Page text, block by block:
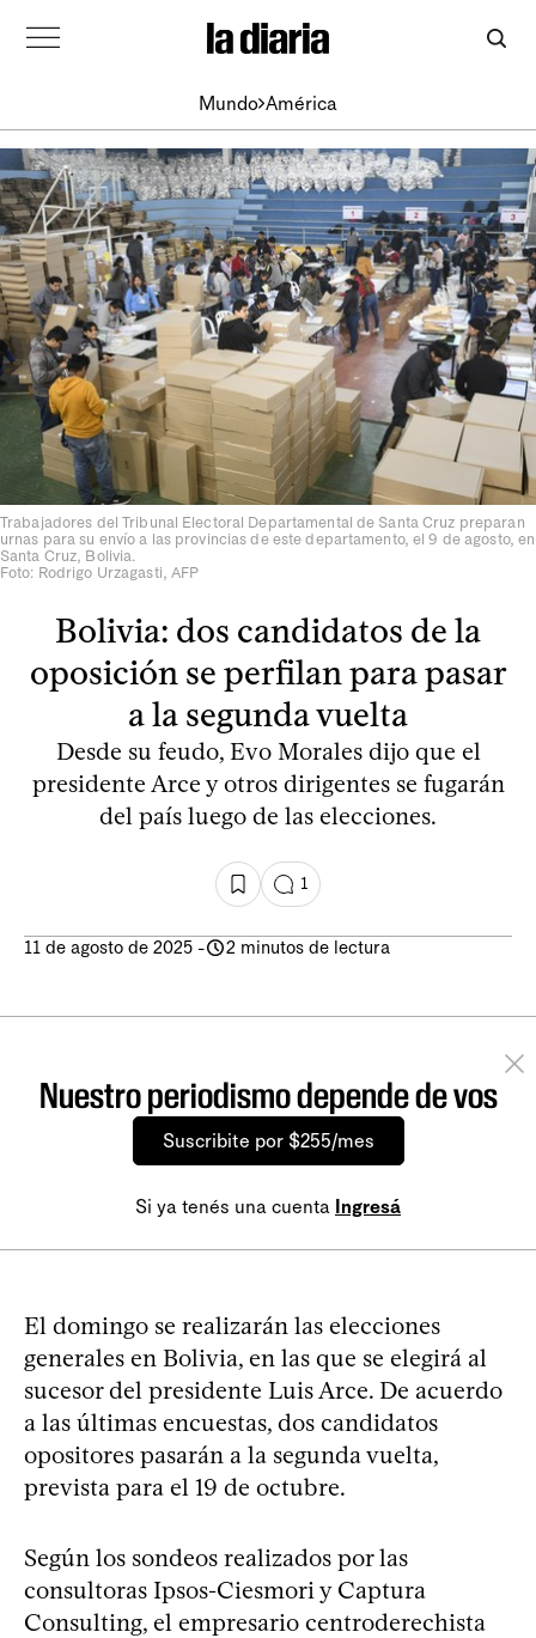
Mundo América
Trabajadores del Tribunal Electoral Departamental de Santa Cruz preparan
urnas para su envío a las provincias de este departamento, el 9 de agosto, en
Santa Cruz, Bolivia.
Foto: Rodrigo Urzagasti, AFP
Bolivia: dos candidatos de la
oposición se perfilan para pasar
a la segunda vuelta
Desde su feudo, Evo Morales dijo que el
presidente Arce y otros dirigentes se fugarán
del país luego de las elecciones.
1
11 de agosto de 2025 - 2 minutos de lectura
Nuestro periodismo depende de vos
Suscribite por $255/mes
Si ya tenés una cuenta Ingresá
El domingo se realizarán las elecciones
generales en Bolivia, en las que se elegirá al
sucesor del presidente Luis Arce. De acuerdo
a las últimas encuestas, dos candidatos
opositores pasarán a la segunda vuelta,
prevista para el 19 de octubre.
Según los sondeos realizados por las
consultoras Ipsos-Ciesmori y Captura
Consulting, el empresario centroderechista